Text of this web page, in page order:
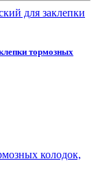
тормозных